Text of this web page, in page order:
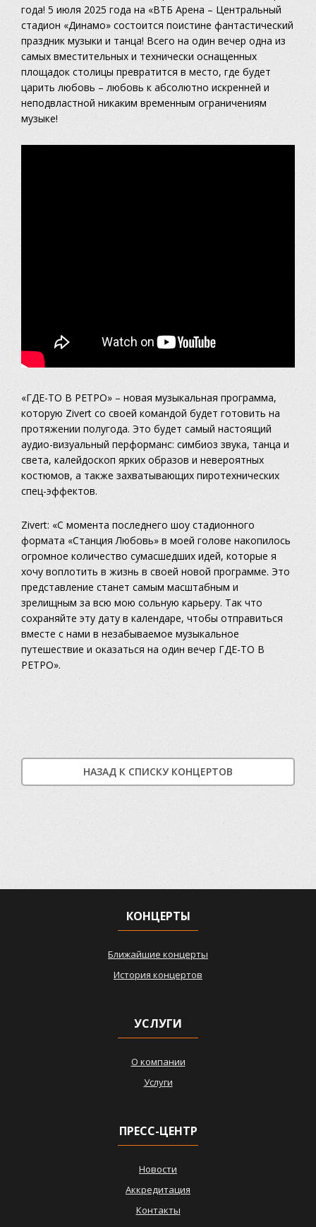
года! 5 июля 2025 года на «ВТБ Арена – Центральный
стадион «Динамо» состоится поистине фантастический
праздник музыки и танца! Всего на один вечер одна из
самых вместительных и технически оснащенных
площадок столицы превратится в место, где будет
царить любовь – любовь к абсолютно искренней и
неподвластной никаким временным ограничениям
музыке!
«ГДЕ-ТО В РЕТРО» – новая музыкальная программа,
которую Zivert со своей командой будет готовить на
протяжении полугода. Это будет самый настоящий
аудио-визуальный перформанс: симбиоз звука, танца и
света, калейдоскоп ярких образов и невероятных
костюмов, а также захватывающих пиротехнических
спец-эффектов.
Zivert: «С момента последнего шоу стадионного
формата «Станция Любовь» в моей голове накопилось
огромное количество сумасшедших идей, которые я
хочу воплотить в жизнь в своей новой программе. Это
представление станет самым масштабным и
зрелищным за всю мою сольную карьеру. Так что
сохраняйте эту дату в календаре, чтобы отправиться
вместе с нами в незабываемое музыкальное
путешествие и оказаться на один вечер ГДЕ-ТО В
РЕТРО».
НАЗАД К СПИСКУ КОНЦЕРТОВ
КОНЦЕРТЫ
Ближайшие концерты
История концертов
УСЛУГИ
О компании
Услуги
ПРЕСС-ЦЕНТР
Новости
Аккредитация
Контакты